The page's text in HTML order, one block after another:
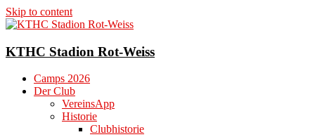
Skip to content
KTHC Stadion Rot-Weiss
Camps 2026
Der Club
VereinsApp
Historie
Clubhistorie